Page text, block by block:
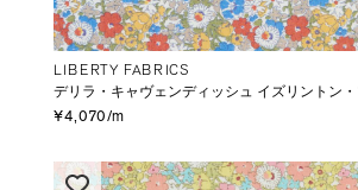
LIBERTY FABRICS
デリラ・キャヴェンディッシュ イズリントン
¥4,070/m